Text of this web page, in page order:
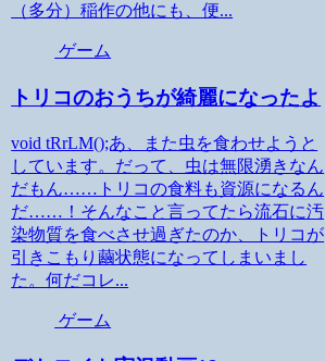
（多分）稲作の他にも、便...
ゲーム
トリコのおうちが綺麗になったよ
void tRrLM();あ、また虫を食わせようと
しています。だって、虫は無限湧きなん
だもん……トリコの食料も資源になるん
だ……！そんなこと言ってたら流石に汚
染物質を食べさせ過ぎたのか、トリコが
引きこもり繭状態になってしまいまし
た。何だコレ...
ゲーム